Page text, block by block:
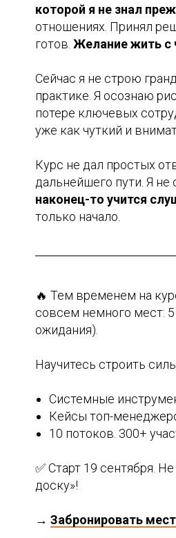
которой я не знал
отношениях. Принял
готов. Желание жить с
Сейчас я не строю
практике. Я осознаю
потере ключевых
уже как чуткий и
Курс не дал простых
дальнейшего пути. Я
наконец-то учится
только начало.
🔥 Тем временем на
совсем немного мест: 5
ожидания).
Научитесь строить
Системные
Кейсы топ-
10 потоков. 300+
✅ Старт 19 сентября.
доску»!
→ Забронировать